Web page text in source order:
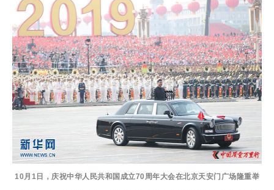
10月1日，庆祝中华人民共和国成立70周年大会在北京天安门广场隆重举